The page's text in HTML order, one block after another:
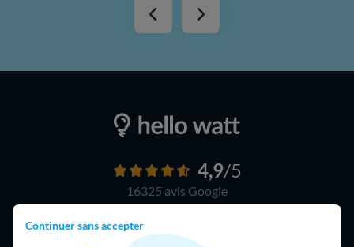
Continuer sans accepter
4,9/5
16325 avis Google